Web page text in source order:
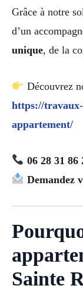
Grâce à notre
d’un
unique, de la
Découvrez
https://
appartement/
06 28 31 86
Demandez
Sainte